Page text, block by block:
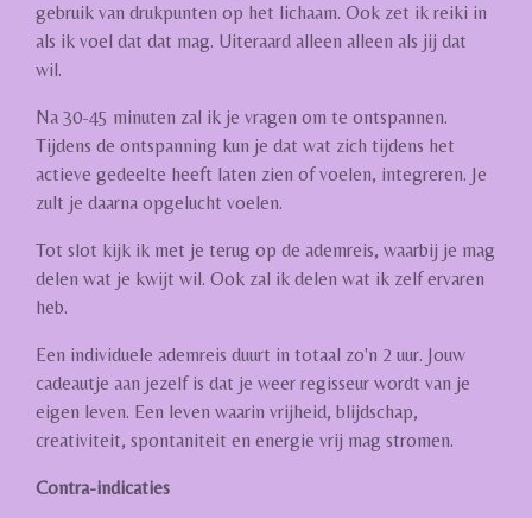
gebruik van drukpunten op het lichaam. Ook zet ik reiki in
als ik voel dat dat mag. Uiteraard alleen alleen als jij dat
wil.
Na 30-45 minuten zal ik je vragen om te ontspannen.
Tijdens de ontspanning kun je dat wat zich tijdens het
actieve gedeelte heeft laten zien of voelen, integreren. Je
zult je daarna opgelucht voelen.
Tot slot kijk ik met je terug op de ademreis, waarbij je mag
delen wat je kwijt wil. Ook zal ik delen wat ik zelf ervaren
heb.
Een individuele ademreis duurt in totaal zo'n 2 uur. Jouw
cadeautje aan jezelf is dat je weer regisseur wordt van je
eigen leven. Een leven waarin vrijheid, blijdschap,
creativiteit, spontaniteit en energie vrij mag stromen.
Contra-indicaties